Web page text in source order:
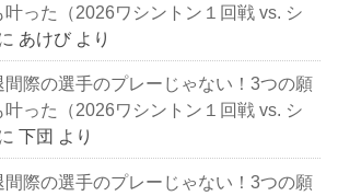
った（2026ワシントン１回戦 vs. シ
あけび より
間際の選手のプレーじゃない！3つの願
った（2026ワシントン１回戦 vs. シ
下団 より
間際の選手のプレーじゃない！3つの願